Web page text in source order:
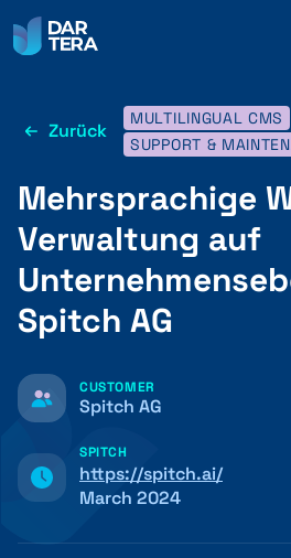
SERVICES
REFERENZEN
ÜBER UNS
KONTAKT
DEUTSCH
Zurück
MULTILINGUAL CMS
SUPPORT &
Mehrsprachige
Verwaltung auf
Spitch AG
CUSTOMER
Spitch AG
SPITCH
https://spitch.ai/
March 2024